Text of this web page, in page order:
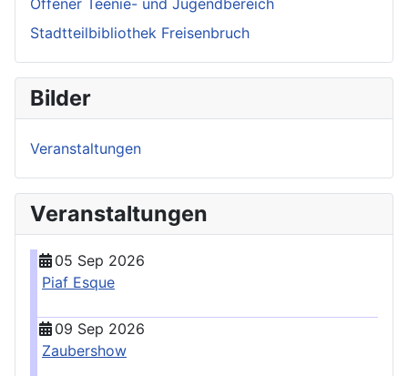
Offener Teenie- und Jugendbereich
Stadtteilbibliothek Freisenbruch
Bilder
Veranstaltungen
Veranstaltungen
05 Sep 2026
Piaf Esque
09 Sep 2026
Zaubershow